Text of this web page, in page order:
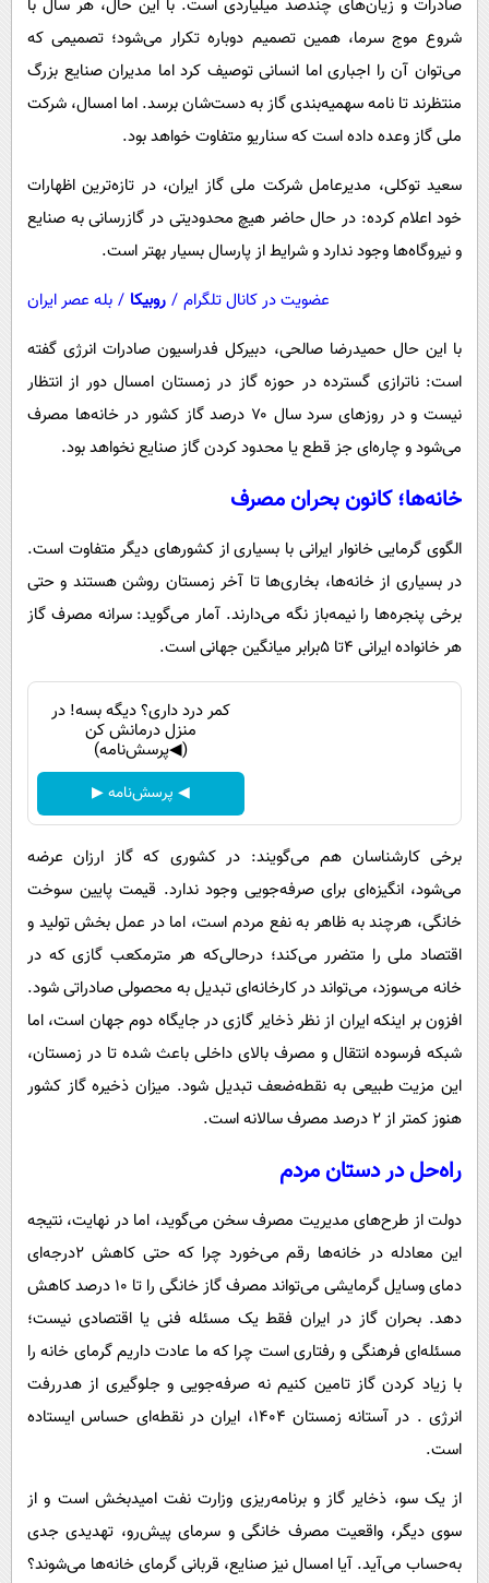
اجتماعی
سیاست خارجی
صادرات و زیان‌های چندصد میلیاردی است. با این حال، هر سال با
شروع موج سرما، همین تصمیم دوباره تکرار می‌شود؛ تصمیمی که
می‌توان آن را اجباری اما انسانی توصیف کرد اما مدیران صنایع بزرگ
منتظرند تا نامه سهمیه‌بندی گاز به دست‌شان برسد. اما امسال، شرکت
ملی گاز وعده داده است که سناریو متفاوت خواهد بود.
سعید توکلی، مدیرعامل شرکت ملی گاز ایران، در تازه‌ترین اظهارات
خود اعلام کرده: ‌در حال حاضر هیچ محدودیتی در گازرسانی به صنایع
و نیروگاه‌ها وجود ندارد و شرایط از پارسال بسیار بهتر است.‌
عضویت در کانال تلگرام / روبیکا / بله عصر ایران
با این حال حمیدرضا صالحی، دبیرکل فدراسیون صادرات انرژی گفته
است: ناترازی گسترده در حوزه گاز در زمستان امسال دور از انتظار
نیست و در روزهای سرد سال ۷۰ درصد گاز کشور در خانه‌ها مصرف
می‌شود و چاره‌ای جز قطع یا محدود کردن گاز صنایع نخواهد بود.
خانه‌ها؛ کانون بحران مصرف
الگوی گرمایی خانوار ایرانی با بسیاری از کشورهای دیگر متفاوت است.
در بسیاری از خانه‌ها، بخاری‌ها تا آخر زمستان روشن ‌هستند و حتی
برخی پنجره‌ها را نیمه‌باز نگه می‌دارند. آمار می‌گوید: سرانه مصرف گاز
هر خانواده ایرانی 4تا 5برابر میانگین جهانی است.
کمر درد داری؟ دیگه بسه! در
منزل درمانش کن
(◀پرسش‌نامه)
◀ پرسش‌نامه ▶
برخی کارشناسان هم می‌گویند: در کشوری که گاز ارزان عرضه
می‌شود، انگیزه‌ای برای صرفه‌جویی وجود ندارد. قیمت پایین سوخت
خانگی، هرچند به ظاهر به نفع مردم است، اما در عمل بخش تولید و
اقتصاد ملی را متضرر می‌کند؛ درحالی‌که هر مترمکعب گازی که در
خانه می‌سوزد، می‌تواند در کارخانه‌ای تبدیل به محصولی صادراتی شود.
افزون بر اینکه ایران از نظر ذخایر گازی در جایگاه دوم جهان است، اما
شبکه فرسوده انتقال و مصرف بالای داخلی باعث شده تا در زمستان،
این مزیت طبیعی به نقطه‌ضعف تبدیل شود. میزان ذخیره گاز کشور
هنوز کمتر از ۲ درصد مصرف سالانه است.‌
راه‌حل در دستان مردم
دولت از طرح‌های مدیریت مصرف سخن می‌گوید، اما در نهایت، نتیجه
این معادله در خانه‌ها رقم می‌خورد چرا که حتی کاهش 2درجه‌ای
دمای وسایل گرمایشی می‌تواند مصرف گاز خانگی را تا ۱۰ درصد کاهش
دهد. بحران گاز در ایران فقط یک مسئله فنی یا اقتصادی نیست؛
مسئله‌ای فرهنگی و رفتاری است چرا که ما عادت داریم گرمای خانه را
با زیاد کردن گاز تامین کنیم نه صرفه‌جویی و جلوگیری از هدررفت
انرژی . در آستانه زمستان ۱۴۰۴، ایران در نقطه‌ای حساس ایستاده
است.
از یک سو، ذخایر گاز و برنامه‌ریزی وزارت نفت امیدبخش است و از
سوی دیگر، واقعیت مصرف خانگی و سرمای پیش‌رو، تهدیدی جدی
به‌حساب می‌آید. آیا امسال نیز صنایع، قربانی گرمای خانه‌ها می‌شوند؟